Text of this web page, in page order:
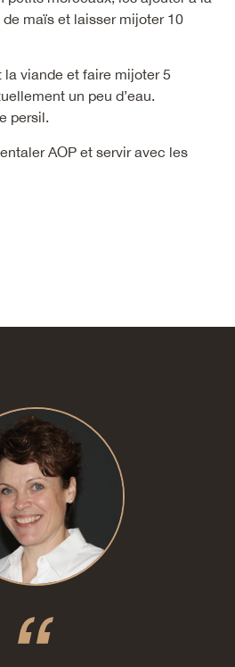
maïs et laisser mijoter 10
viande et faire mijoter 5
un peu d’eau.
persil.
AOP et servir avec les